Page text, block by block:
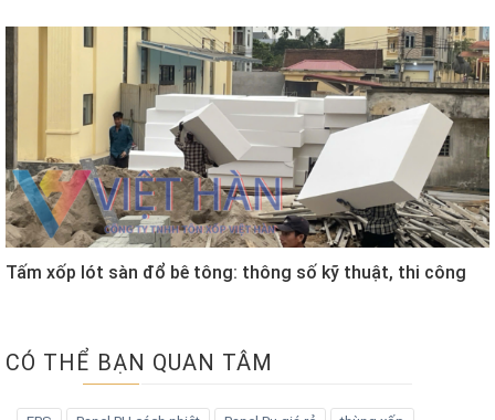
Tấm xốp lót sàn đổ bê tông: thông số kỹ thuật, thi công
CÓ THỂ BẠN QUAN TÂM